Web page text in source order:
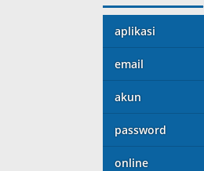
aplikasi
email
akun
password
online